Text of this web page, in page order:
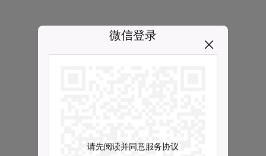
微信登录
请先阅读并同意服务协议